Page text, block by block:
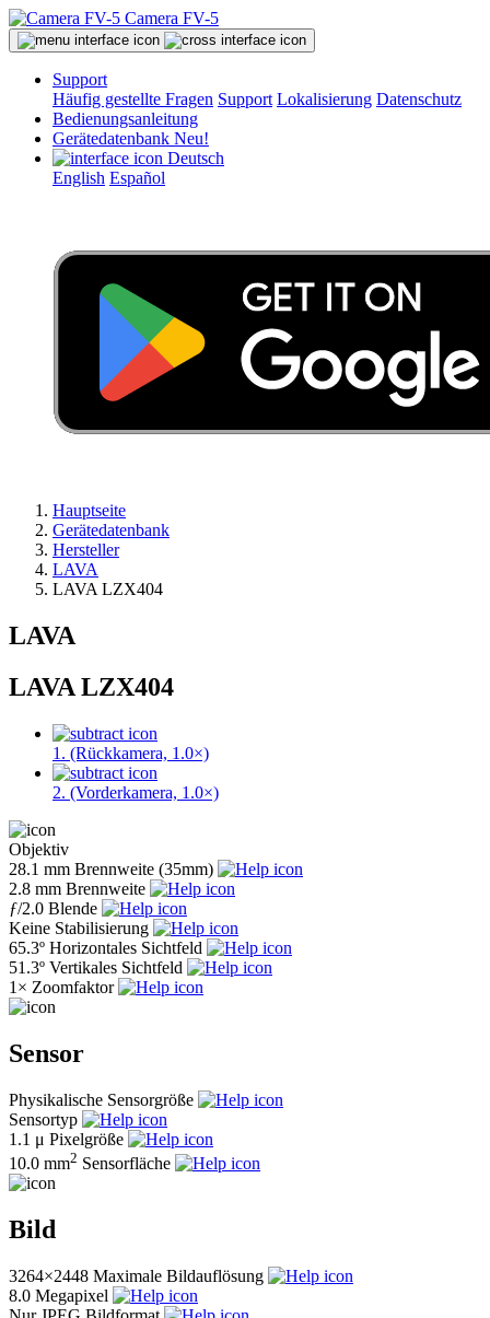
Camera FV-5
Support
Häufig gestellte Fragen Support Lokalisierung Datenschutz
Bedienungsanleitung
Gerätedatenbank Neu!
Deutsch
English Español
Hauptseite
Gerätedatenbank
Hersteller
LAVA
LAVA LZX404
LAVA
LAVA LZX404
1. (Rückkamera, 1.0×)
2. (Vorderkamera, 1.0×)
Objektiv
28.1 mm Brennweite (35mm)
2.8 mm Brennweite
ƒ/2.0 Blende
Keine Stabilisierung
65.3º Horizontales Sichtfeld
51.3º Vertikales Sichtfeld
1× Zoomfaktor
Sensor
Physikalische Sensorgröße
Sensortyp
1.1 μ Pixelgröße
10.0 mm2 Sensorfläche
Bild
3264×2448 Maximale Bildauflösung
8.0 Megapixel